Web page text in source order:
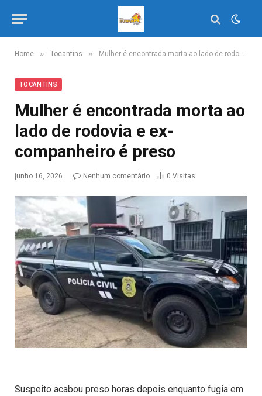
Home » Tocantins » Mulher é encontrada morta ao lado de rodovia e ex-companheiro é preso
TOCANTINS
Mulher é encontrada morta ao
lado de rodovia e ex-
companheiro é preso
junho 16, 2026 Nenhum comentário 0 Visitas
Suspeito acabou preso horas depois enquanto fugia em